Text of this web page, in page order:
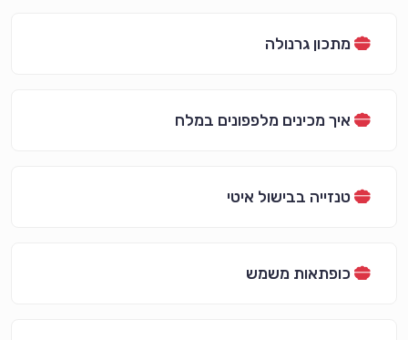
מתכון גרנולה
איך מכינים מלפפונים במלח
טנזייה בבישול איטי
כופתאות משמש